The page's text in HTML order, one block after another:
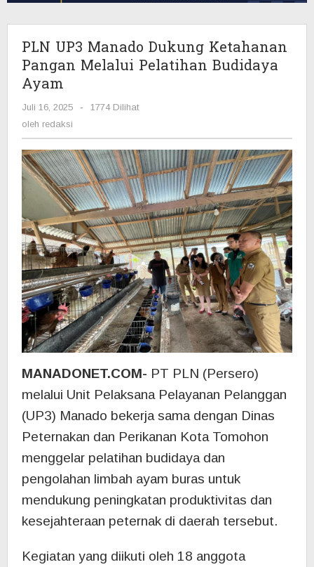
Budidaya
PLN UP3 Manado Dukung Ketahanan
Pangan Melalui Pelatihan Budidaya
Ayam
Juli 16, 2025
oleh
-
1774 Dilihat
oleh redaksi
MANADONET.COM- PT PLN (Persero)
melalui Unit Pelaksana Pelayanan Pelanggan
(UP3) Manado bekerja sama dengan Dinas
Peternakan dan Perikanan Kota Tomohon
menggelar pelatihan budidaya dan
pengolahan limbah ayam buras untuk
mendukung peningkatan produktivitas dan
kesejahteraan peternak di daerah tersebut.
Kegiatan yang diikuti oleh 18 anggota